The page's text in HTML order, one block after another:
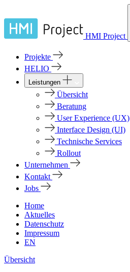
HMI Project
Projekte
HELIO
Leistungen
Übersicht
Beratung
User Experience (UX)
Interface Design (UI)
Technische Services
Rollout
Unternehmen
Kontakt
Jobs
Home
Aktuelles
Datenschutz
Impressum
EN
Übersicht